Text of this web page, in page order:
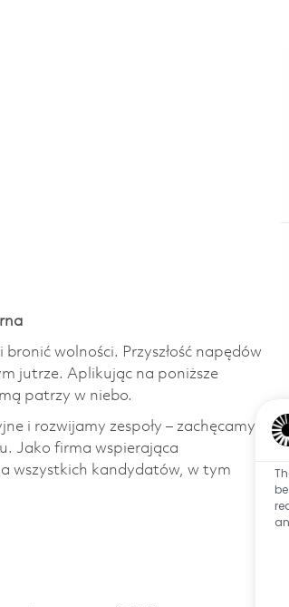
wolności. Przyszłość napędów
jutrze. Aplikując na poniższe
patrzy w niebo.
i rozwijamy zespoły – zachęcamy
Jako firma wspierająca
wszystkich kandydatów, w tym